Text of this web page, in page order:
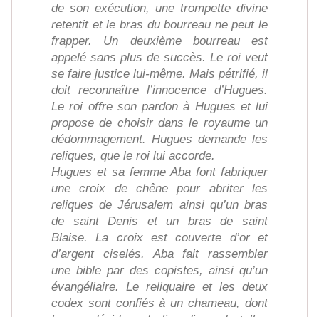
de son exécution, une trompette divine
retentit et le bras du bourreau ne peut le
frapper. Un deuxième bourreau est
appelé sans plus de succès. Le roi veut
se faire justice lui-même. Mais pétrifié, il
doit reconnaître l’innocence d’Hugues.
Le roi offre son pardon à Hugues et lui
propose de choisir dans le royaume un
dédommagement. Hugues demande les
reliques, que le roi lui accorde.
Hugues et sa femme Aba font fabriquer
une croix de chêne pour abriter les
reliques de Jérusalem ainsi qu’un bras
de saint Denis et un bras de saint
Blaise. La croix est couverte d’or et
d’argent ciselés. Aba fait rassembler
une bible par des copistes, ainsi qu’un
évangéliaire. Le reliquaire et les deux
codex sont confiés à un chameau, dont